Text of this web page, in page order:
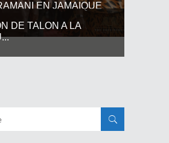
EN JAMAIQUE
DE TALON A LA